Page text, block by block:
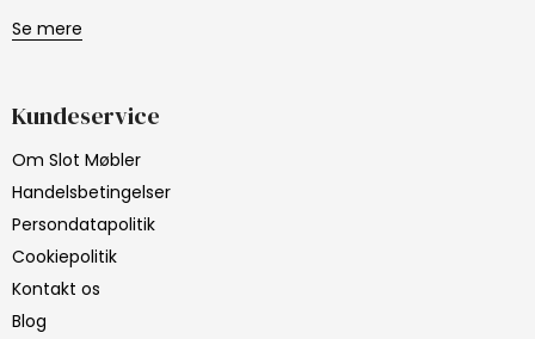
Se mere
Kundeservice
Om Slot Møbler
Handelsbetingelser
Persondatapolitik
Cookiepolitik
Kontakt os
Blog